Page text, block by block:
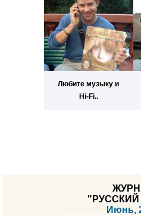
Любите музыку и
Hi-Fi..
"РУССКИЙ
Июнь,